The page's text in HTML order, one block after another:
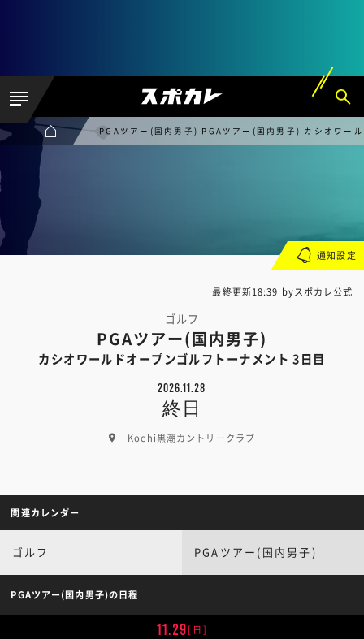
PGAツアー(国内男子) PGAツアー(国内男子) カシオワー
最終更新18:39 byスポカレ公式
ゴルフ
PGAツアー(国内男子)
カシオワールドオープンゴルフトーナメント 3日目
2026.11.28
終日
Kochi黒潮カントリークラブ
通知設定
関連カレンダー
ゴルフ PGAツアー(国内男子)
PGAツアー(国内男子)の日程
11.29[日]